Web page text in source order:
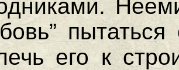
пытаться
его к